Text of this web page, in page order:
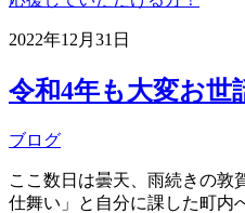
2022年12月31日
令和4年も大変お世
ブログ
ここ数日は曇天、雨続きの敦
仕舞い」と自分に課した町内